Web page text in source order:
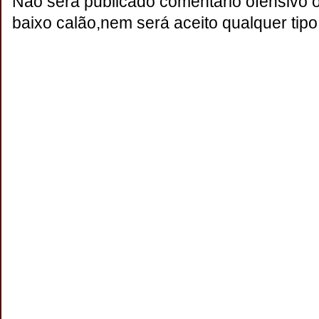
baixo calão,nem será aceito qualquer